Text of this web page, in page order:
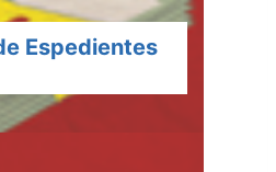
Espedientes